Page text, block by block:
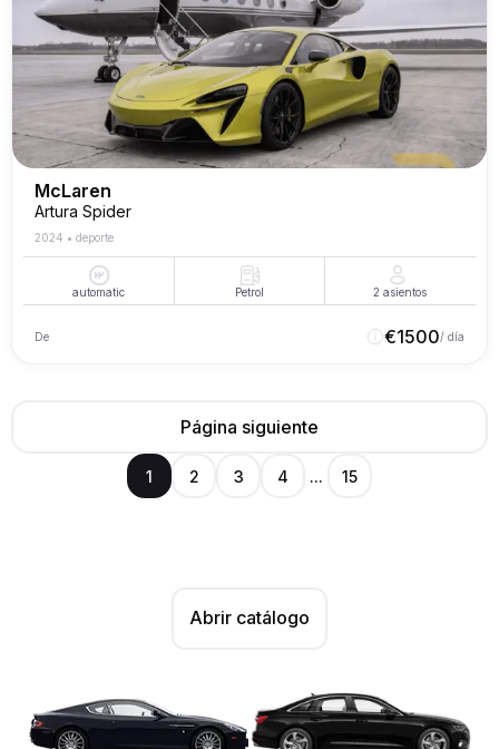
McLaren
Artura Spider
2024 • deporte
automatic Petrol 2 asientos
De €1500/ día
Página siguiente
1 2 3 4 ... 15
Abrir catálogo